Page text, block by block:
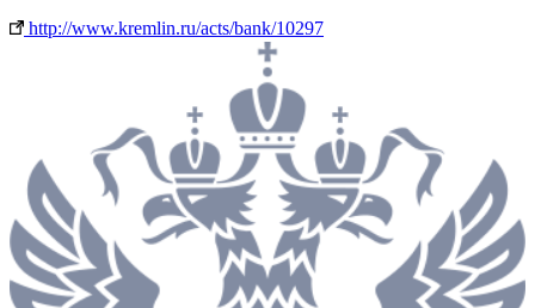
http://www.kremlin.ru/acts/bank/10297